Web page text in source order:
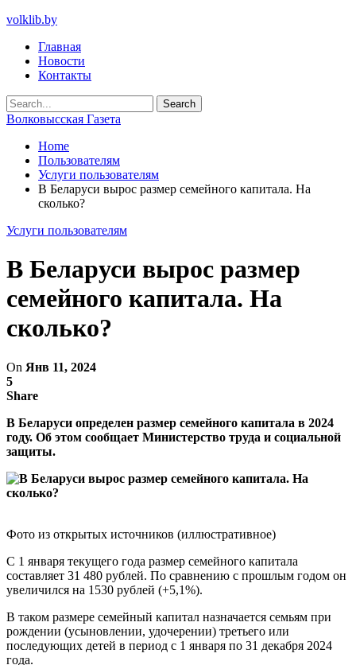
volklib.by
Главная
Новости
Контакты
Волковысская Газета
Home
Пользователям
Услуги пользователям
В Беларуси вырос размер семейного капитала. На
сколько?
Услуги пользователям
В Беларуси вырос размер
семейного капитала. На
сколько?
On Янв 11, 2024
5
Share
В Беларуси определен размер семейного капитала в 2024
году. Об этом сообщает Министерство труда и социальной
защиты.
Фото из открытых источников (иллюстративное)
С 1 января текущего года размер семейного капитала
составляет 31 480 рублей. По сравнению с прошлым годом он
увеличился на 1530 рублей (+5,1%).
В таком размере семейный капитал назначается семьям при
рождении (усыновлении, удочерении) третьего или
последующих детей в период с 1 января по 31 декабря 2024
года.